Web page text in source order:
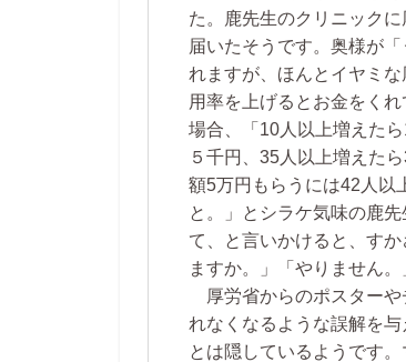
た。鹿先生のクリニック
届いたそうです。奥様が
れますが、ほんとイヤミ
用率を上げるとお金をく
場合、「10人以上増えた
５千円、35人以上増えた
額5万円もらうには42人以
と。」とシラケ気味の鹿
て、と言いかけると、す
ますか。」「やりません
厚労省からのポスターや
れなくなるような誤解を
とは隠しているようです